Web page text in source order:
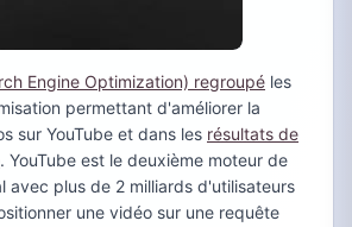
Engine Optimization) regroupé les
permettant d'améliorer la
sur YouTube et dans les résultats de
. YouTube est le deuxième moteur de
avec plus de 2 milliards d'utilisateurs
une vidéo sur une requête